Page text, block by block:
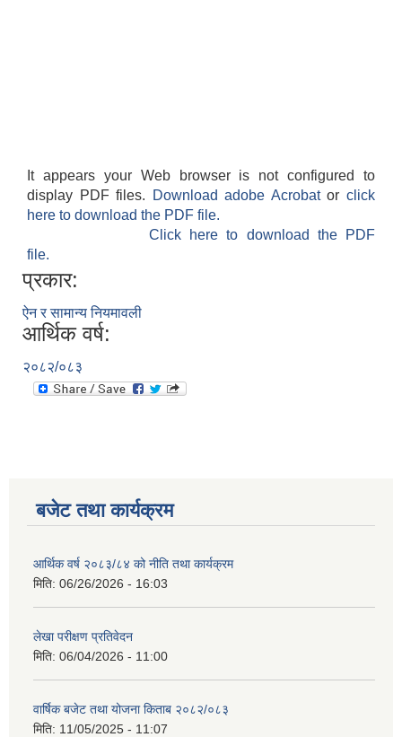
It appears your Web browser is not configured to
display PDF files.
Download adobe Acrobatorclick
here to download the PDF file.
Click here to download the PDF
file.
प्रकार:
ऐन र सामान्य नियमावली
आर्थिक वर्ष:
२०८२/०८३
बजेट तथा कार्यक्रम
आर्थिक वर्ष २०८३/८४ को नीति तथा कार्यक्रम
मिति: 06/26/2026 - 16:03
लेखा परीक्षण प्रतिवेदन
मिति: 06/04/2026 - 11:00
वार्षिक बजेट तथा योजना किताब २०८२/०८३
मिति: 11/05/2025 - 11:07